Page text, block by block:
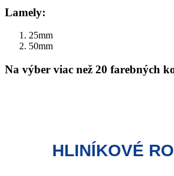
Lamely:
25mm
50mm
Na výber viac než 20 farebných
HLINÍKOVÉ